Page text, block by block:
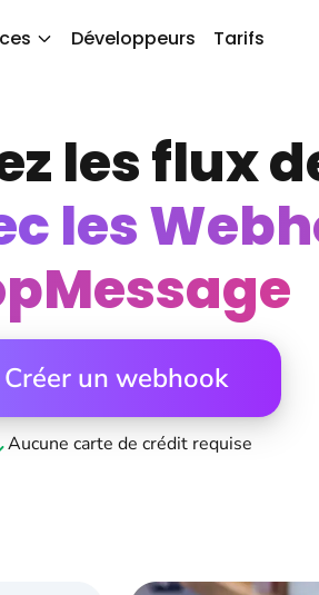
Développeurs Tarifs
les flux
les
Créer un webhook
Aucune carte de crédit requise